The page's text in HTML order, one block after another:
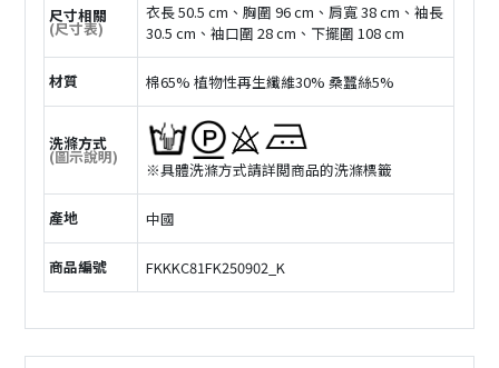
尺寸相關
(尺寸表)
衣長 50.5 cm、胸圍 96 cm、肩寬 38 cm、袖長
30.5 cm、袖口圍 28 cm、下擺圍 108 cm
材質 棉65% 植物性再生纖維30% 桑蠶絲5%
洗滌方式
(圖示說明)
※具體洗滌方式請詳閲商品的洗滌標籤
產地 中國
商品編號 FKKKC81FK250902_K